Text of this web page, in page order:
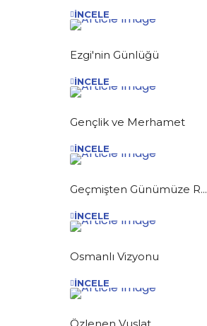
İNCELE
Ezgi'nin Günlüğü
İNCELE
Gençlik ve Merhamet
İNCELE
Geçmişten Günümüze R...
İNCELE
Osmanlı Vizyonu
İNCELE